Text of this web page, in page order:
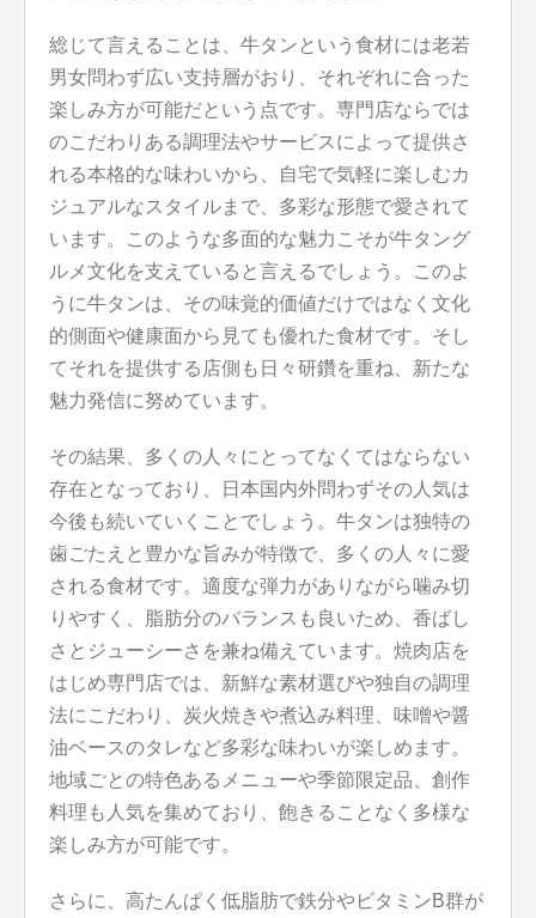
総じて言えることは、牛タンという食材には老若
男女問わず広い支持層がおり、それぞれに合った
楽しみ方が可能だという点です。専門店ならでは
のこだわりある調理法やサービスによって提供さ
れる本格的な味わいから、自宅で気軽に楽しむカ
ジュアルなスタイルまで、多彩な形態で愛されて
います。このような多面的な魅力こそが牛タング
ルメ文化を支えていると言えるでしょう。このよ
うに牛タンは、その味覚的価値だけではなく文化
的側面や健康面から見ても優れた食材です。そし
てそれを提供する店側も日々研鑽を重ね、新たな
魅力発信に努めています。
その結果、多くの人々にとってなくてはならない
存在となっており、日本国内外問わずその人気は
今後も続いていくことでしょう。牛タンは独特の
歯ごたえと豊かな旨みが特徴で、多くの人々に愛
される食材です。適度な弾力がありながら噛み切
りやすく、脂肪分のバランスも良いため、香ばし
さとジューシーさを兼ね備えています。焼肉店を
はじめ専門店では、新鮮な素材選びや独自の調理
法にこだわり、炭火焼きや煮込み料理、味噌や醤
油ベースのタレなど多彩な味わいが楽しめます。
地域ごとの特色あるメニューや季節限定品、創作
料理も人気を集めており、飽きることなく多様な
楽しみ方が可能です。
さらに、高たんぱく低脂肪で鉄分やビタミンB群が